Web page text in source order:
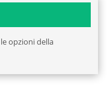
opzioni della